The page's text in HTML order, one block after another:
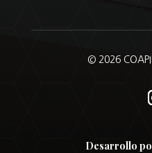
© 2026
Desarrollo